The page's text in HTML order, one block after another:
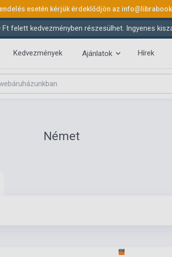
esetén kérjük érdeklődjön az
felett kedvezményben részesülhet. Ingyenes
Kedvezmények Ajánlatok Hírek
Német